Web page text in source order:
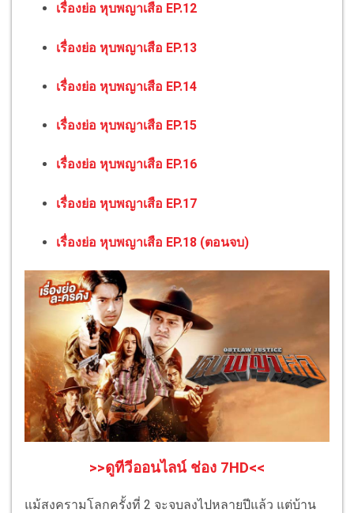
เรื่องย่อ หุบพญาเสือ EP.12
เรื่องย่อ หุบพญาเสือ EP.13
เรื่องย่อ หุบพญาเสือ EP.14
เรื่องย่อ หุบพญาเสือ EP.15
เรื่องย่อ หุบพญาเสือ EP.16
เรื่องย่อ หุบพญาเสือ EP.17
เรื่องย่อ หุบพญาเสือ EP.18 (ตอนจบ)
>>ดูทีวีออนไลน์ ช่อง 7HD<<
แม้สงครามโลกครั้งที่ 2 จะจบลงไปหลายปีแล้ว แต่บ้าน